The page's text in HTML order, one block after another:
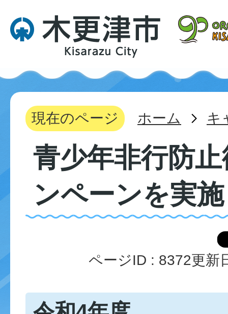
現在のページ ホーム キ
青少年非行防
ンペーンを実
ページID : 8372更新